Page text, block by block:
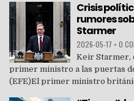
Crisis
rumores
Starmer
2026-05-17 • 0
Keir Starmer,
primer ministro a las puertas
(EFE)El primer ministro